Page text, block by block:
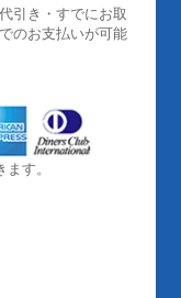
引き・すでにお取
のお支払いが可能
す。